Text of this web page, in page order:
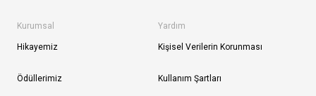
Kurumsal
Hikayemiz
Ödüllerimiz
Yardım
Kişisel Verilerin Korunması
Kullanım Şartları